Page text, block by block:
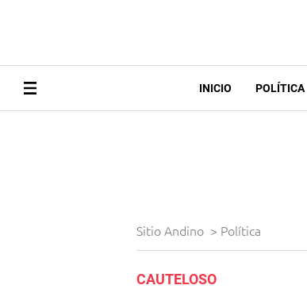
INICIO POLÍTICA
Sitio Andino > Política
CAUTELOSO